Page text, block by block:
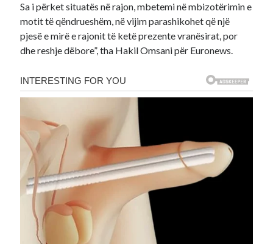
Sa i përket situatës në rajon, mbetemi në mbizotërimin e
motit të qëndrueshëm, në vijim parashikohet që një
pjesë e mirë e rajonit të ketë prezente vranësirat, por
dhe reshje dëbore”, tha Hakil Omsani për Euronews.